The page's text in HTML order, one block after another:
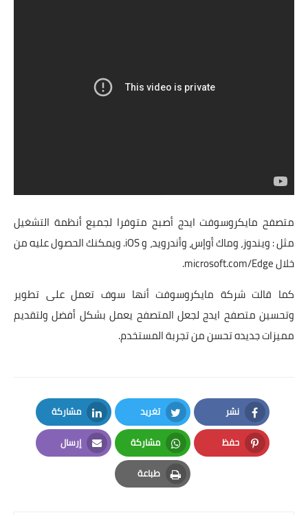
متصفح مايكروسوفت ايدج أصبح متوفرا لجميع أنظمة التشغيل
مثل : ويندوز، وماك أوإس، وأندرويد، و iOS. ويمكنك الحصول عليه من
خلالmicrosoft.com/Edge
.
كما قالت شركة مايكروسوفت أنها سوف تعمل على تطوير
وتحسين متصفح ايدج لجعل المتصفح يعمل بشكل أفضل ولتقديم
مميزات جديده تحسن من تجربة المستخدم.
نشر
Facebook
تغريد
Twitter
مشاركة
LinkedIn
حفظ
Pinterest
مشاركة
Whatsapp
إرسال
Email
طباعة
Print